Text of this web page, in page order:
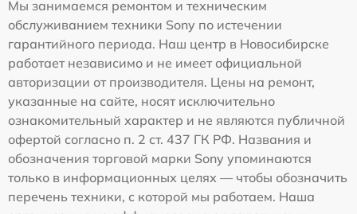
Мы занимаемся ремонтом и техническим
обслуживанием техники Sony по истечении
гарантийного периода. Наш центр в Новосибирске
работает независимо и не имеет официальной
авторизации от производителя. Цены на ремонт,
указанные на сайте, носят исключительно
ознакомительный характер и не являются публичной
офертой согласно п. 2 ст. 437 ГК РФ. Названия и
обозначения торговой марки Sony упоминаются
только в информационных целях — чтобы обозначить
перечень техники, с которой мы работаем. Наша